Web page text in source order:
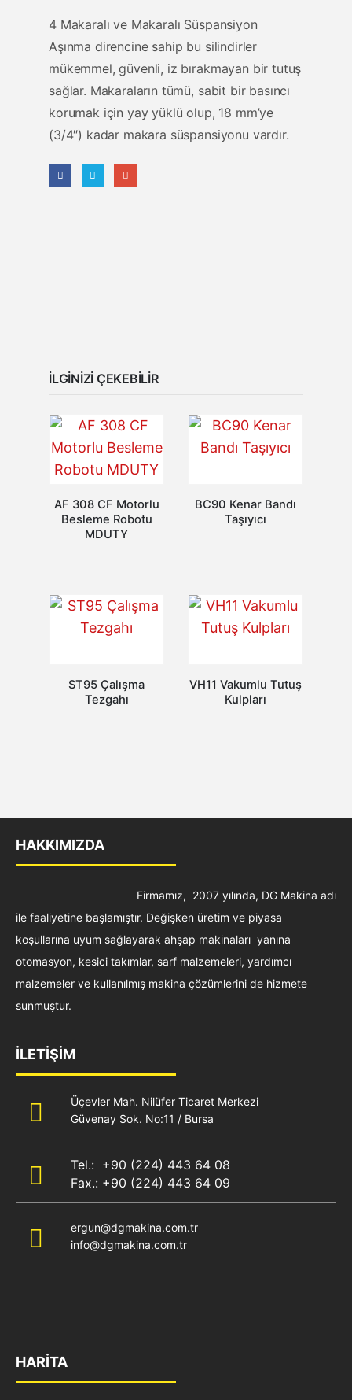
4 Makaralı ve Makaralı Süspansiyon
Aşınma direncine sahip bu silindirler
mükemmel, güvenli, iz bırakmayan bir tutuş
sağlar. Makaraların tümü, sabit bir basıncı
korumak için yay yüklü olup, 18 mm’ye
(3/4″) kadar makara süspansiyonu vardır.
İLGINIZI ÇEKEBILIR
AF 308 CF Motorlu
Besleme Robotu
MDUTY
BC90 Kenar Bandı
Taşıyıcı
ST95 Çalışma
Tezgahı
VH11 Vakumlu Tutuş
Kulpları
HAKKIMIZDA
Firmamız, 2007 yılında, DG Makina adı
ile faaliyetine başlamıştır. Değişken üretim ve piyasa
koşullarına uyum sağlayarak ahşap makinaları yanına
otomasyon, kesici takımlar, sarf malzemeleri, yardımcı
malzemeler ve kullanılmış makina çözümlerini de hizmete
sunmuştur.
İLETİŞİM
Üçevler Mah. Nilüfer Ticaret Merkezi
Güvenay Sok. No:11 / Bursa
Tel.: +90 (224) 443 64 08
Fax.: +90 (224) 443 64 09
ergun@dgmakina.com.tr
info@dgmakina.com.tr
HARİTA